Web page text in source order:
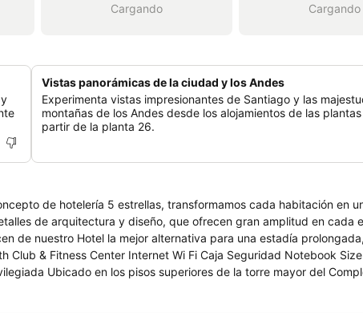
Cargando Cargando
Vistas panorámicas de la ciudad y los Andes
Experimenta vistas impresionantes de Santiago y las
montañas de los Andes desde los alojamientos de las
partir de la planta 26.
de hotelería 5 estrellas, transformamos cada habitación en
de arquitectura y diseño, que ofrecen gran amplitud en cada
emplazamiento en uno de los mejores sectores de Santiago